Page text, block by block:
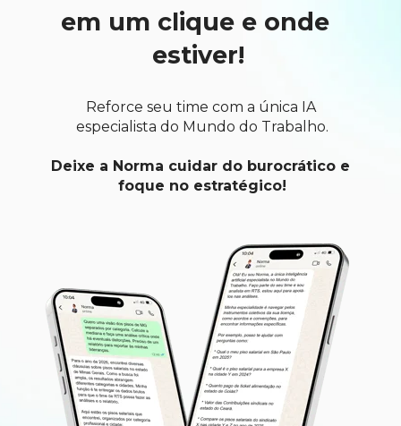
em um clique e onde
estiver!
Reforce seu time com a única IA
especialista do Mundo do Trabalho.
Deixe a Norma cuidar do burocrático e
foque no estratégico!